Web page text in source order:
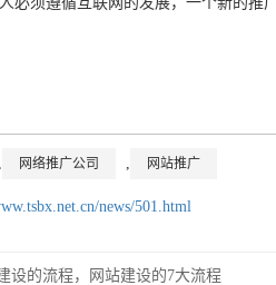
, 网络推广公司 , 网站推广
news/501.html
设的流程，网站建设的7大流程